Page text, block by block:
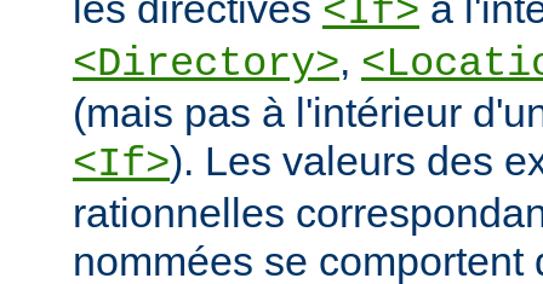
<If>
<Directory>,
(mais pas à l'intérieur
<If>). Les valeurs des
rationnelles
nommées se comportent